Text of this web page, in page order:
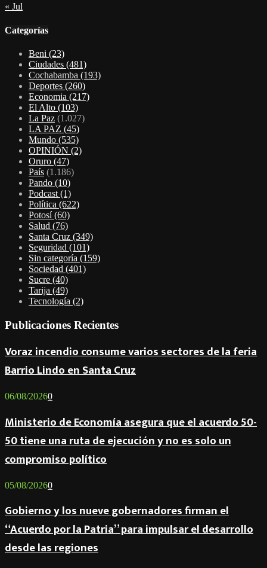
« Jul
Categorías
Beni (23)
Ciudades (481)
Cochabamba (193)
Deportes (260)
Economia (217)
El Alto (103)
La Paz (1.027)
LA PAZ (45)
Mundo (535)
OPINIÓN (2)
Oruro (47)
País (1.186)
Pando (10)
Podcast (1)
Política (622)
Potosí(60)
Salud (76)
Santa Cruz (349)
Seguridad (101)
Sin categoría (159)
Sociedad (401)
Sucre (40)
Tarija (49)
Tecnología (2)
Publicaciones Recientes
Voraz incendio consume varios sectores de la feria
Barrio Lindo en Santa Cruz
06/08/20260
Ministerio de Economía asegura que el acuerdo 50-
50 tiene una ruta de ejecución y no es solo un
compromiso político
05/08/20260
Gobierno y los nueve gobernadores firman el
“Acuerdo por la Patria” para impulsar el desarrollo
desde las regiones